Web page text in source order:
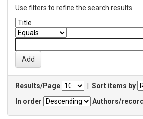
Use filters to refine the search results.
Results/Page
Sort items by
In order
Authors/record